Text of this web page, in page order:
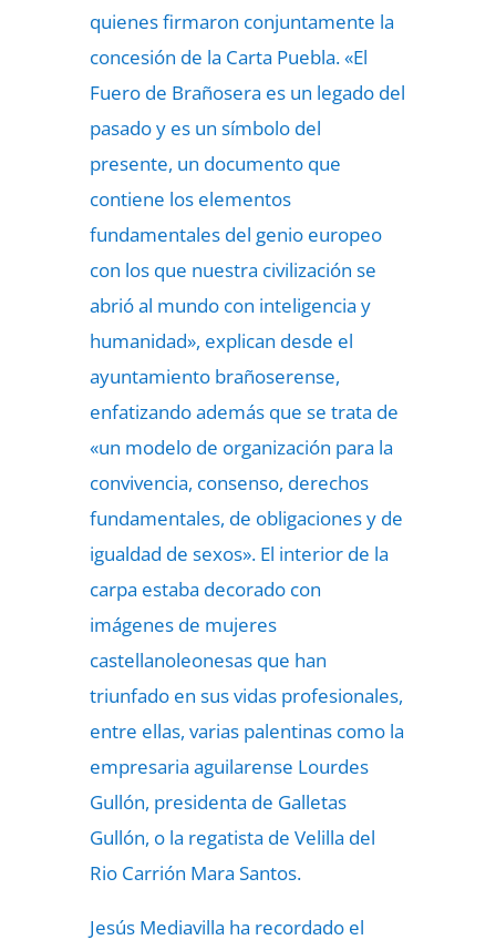
quienes firmaron conjuntamente la
concesión de la Carta Puebla. «El
Fuero de Brañosera es un legado del
pasado y es un símbolo del
presente, un documento que
contiene los elementos
fundamentales del genio europeo
con los que nuestra civilización se
abrió al mundo con inteligencia y
humanidad», explican desde el
ayuntamiento brañoserense,
enfatizando además que se trata de
«un modelo de organización para la
convivencia, consenso, derechos
fundamentales, de obligaciones y de
igualdad de sexos». El interior de la
carpa estaba decorado con
imágenes de mujeres
castellanoleonesas que han
triunfado en sus vidas profesionales,
entre ellas, varias palentinas como la
empresaria aguilarense Lourdes
Gullón, presidenta de Galletas
Gullón, o la regatista de Velilla del
Rio Carrión Mara Santos.
Jesús Mediavilla ha recordado el